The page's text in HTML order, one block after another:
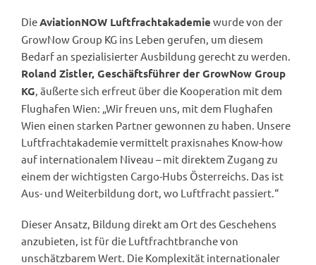
DieAviationNOW Luftfrachtakademie wurde von der
GrowNow Group KG ins Leben gerufen, um diesem
Bedarf an spezialisierter Ausbildung gerecht zu werden.
Roland Zistler, Geschäftsführer der GrowNow Group
KG, äußerte sich erfreut über die Kooperation mit dem
Flughafen Wien: „Wir freuen uns, mit dem Flughafen
Wien einen starken Partner gewonnen zu haben. Unsere
Luftfrachtakademie vermittelt praxisnahes Know-how
auf internationalem Niveau – mit direktem Zugang zu
einem der wichtigsten Cargo-Hubs Österreichs. Das ist
Aus- und Weiterbildung dort, wo Luftfracht passiert.“
Dieser Ansatz, Bildung direkt am Ort des Geschehens
anzubieten, ist für die Luftfrachtbranche von
unschätzbarem Wert. Die Komplexität internationaler